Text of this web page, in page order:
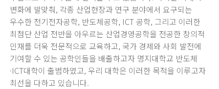
변화에 발맞춰, 각종 산업현장과 연구 분야에서 요구되는
우수한 전기전자공학, 반도체공학, ICT 공학, 그리고 이러한
최첨단 산업 전반을 아우르는 산업경영공학을 전공한 창의적
인재를 더욱 전문적으로 교육하고, 국가 경제와 사회 발전에
기여할 수 있는 공학인들을 배출하고자 명지대학교 반도체
·ICT대학이 출범하였고, 우리 대학은 이러한 목적을 이루고자
최선을 다하고 있습니다.